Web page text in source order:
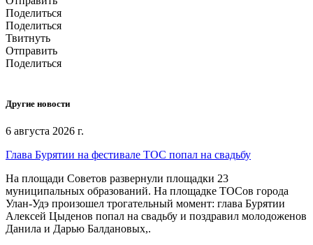
Поделиться
Поделиться
Твитнуть
Отправить
Поделиться
Другие новости
6 августа 2026 г.
Глава Бурятии на фестивале ТОС попал на свадьбу
На площади Советов развернули площадки 23
муниципальных образований. На площадке ТОСов города
Улан-Удэ произошел трогательный момент: глава Бурятии
Алексей Цыденов попал на свадьбу и поздравил молодоженов
Данила и Дарью Балдановых,.